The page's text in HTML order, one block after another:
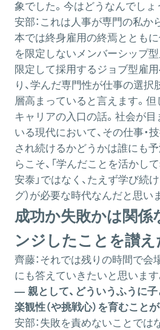
象でした。今はどうなんでしょ
安部： これは人事が専門の私か
本では終身雇用の終焉ととも
を限定しないメンバーシップ
限定して採用するジョブ型雇
り、学んだ専門性が仕事の選
層高まっていると言えます。但
キャリアの入口の話。社会が
いる現代において、その仕事・
され続けるかどうかは誰にも
らこそ、「学んだことを活かし
安泰」ではなく、たえず学び続
グ）が必要な時代なんだと思い
成功か失敗かは関係
ンジしたことを讃え
齊藤： それでは残りの時間で会
にも答えていきたいと思います
― 親として、どういうふうに子
楽観性（や挑戦心）を育むこと
安部： 失敗を責めないことでは